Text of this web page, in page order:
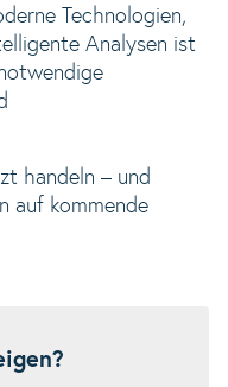
Technologien,
Analysen ist
handeln – und
auf kommende